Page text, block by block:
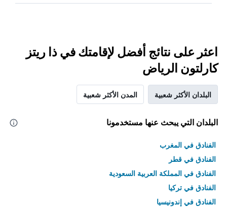
اعثر على نتائج أفضل لإقامتك في ذا ريتز
كارلتون الرياض
البلدان الأكثر شعبية المدن الأكثر شعبية
البلدان التي يبحث عنها مستخدمونا
الفنادق في المغرب
الفنادق في قطر
الفنادق في المملكة العربية السعودية
الفنادق في تركيا
الفنادق في إندونيسيا